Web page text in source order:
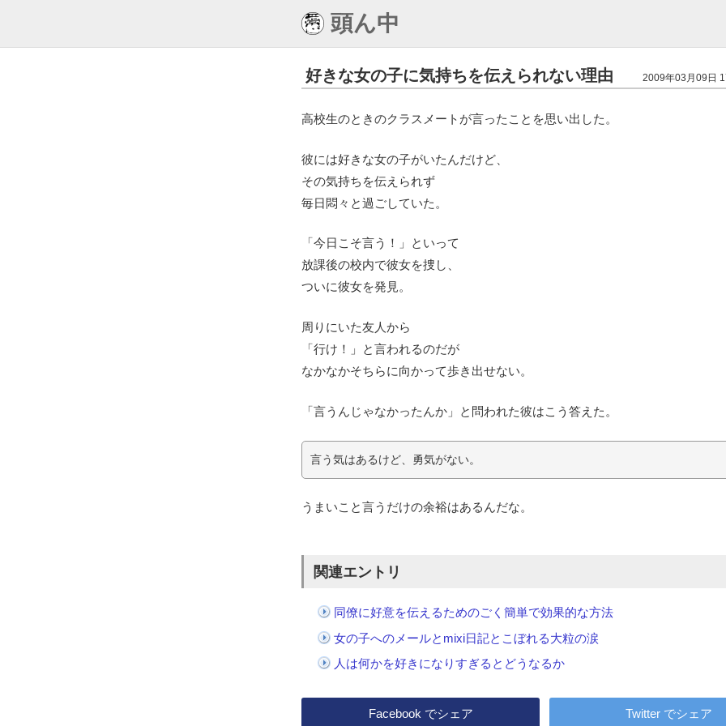
頭ん中
好きな女の子に気持ちを伝えられない理由 2009年03月09日
高校生のときのクラスメートが言ったことを思い出した。
彼には好きな女の子がいたんだけど、
その気持ちを伝えられず
毎日悶々と過ごしていた。
「今日こそ言う！」といって
放課後の校内で彼女を捜し、
ついに彼女を発見。
周りにいた友人から
「行け！」と言われるのだが
なかなかそちらに向かって歩き出せない。
「言うんじゃなかったんか」と問われた彼はこう答えた。
言う気はあるけど、勇気がない。
うまいこと言うだけの余裕はあるんだな。
関連エントリ
同僚に好意を伝えるためのごく簡単で効果的な方法
女の子へのメールとmixi日記とこぼれる大粒の涙
人は何かを好きになりすぎるとどうなるか
Facebookでシェア Twitterでシェア